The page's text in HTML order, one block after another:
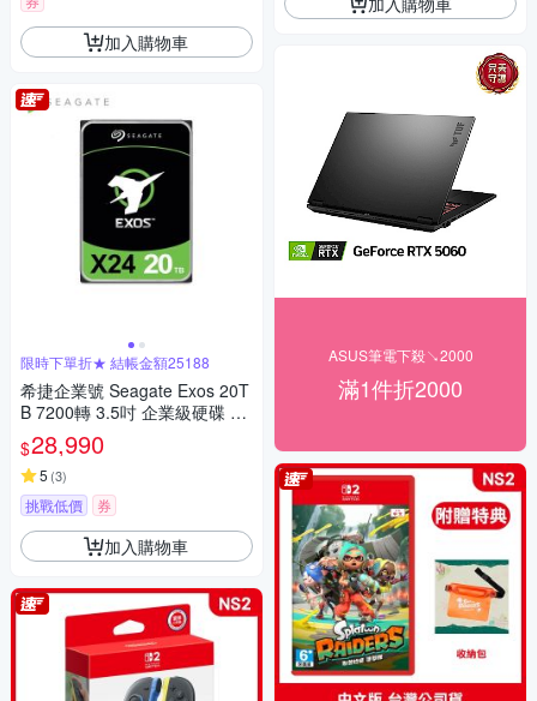
加入購物車
限時下單折★ 結帳金額25188
希捷企業號 Seagate Exos 20T
B 7200轉 3.5吋 企業級硬碟 ST
20000NM002H
$28,990
5 (3)
挑戰低價 券
加入購物車
ASUS筆電下殺↘2000
滿1件折2000